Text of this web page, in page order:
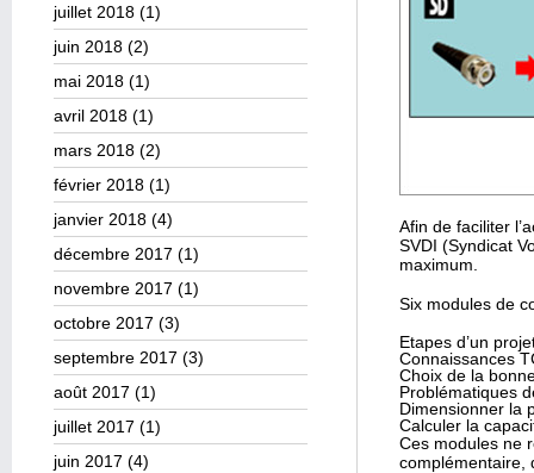
juillet 2018 (1)
juin 2018 (2)
mai 2018 (1)
avril 2018 (1)
mars 2018 (2)
février 2018 (1)
janvier 2018 (4)
décembre 2017 (1)
novembre 2017 (1)
octobre 2017 (3)
septembre 2017 (3)
août 2017 (1)
juillet 2017 (1)
juin 2017 (4)
Afin de faciliter
SVDI (Syndicat
maximum.
Six modules de
Etapes d’un
Connaissances
Choix de la
Problématiques
Dimensionner la
Calculer la
Ces modules ne
complémentaire,